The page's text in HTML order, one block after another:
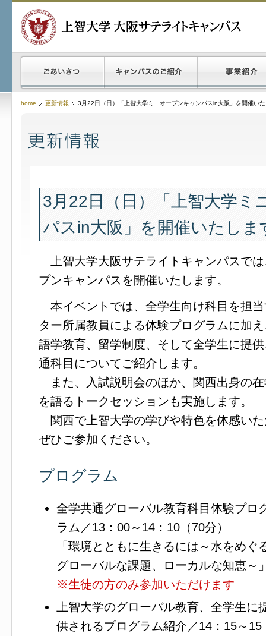
home 更新情報 3月22日（日）「上智大学ミニオープンキャンパスin大阪」を開催い
3月22日（日）「上智大学ミ
パスin大阪」を開催いたしま
上智大学大阪サテライトキャンパスで
プンキャンパスを開催いたします。
本イベントでは、全学生向け科目を担
ター所属教員による体験プログラムに加
語学教育、留学制度、そして全学生に提
通科目についてご紹介します。
また、入試説明会のほか、関西出身の
を語るトークセッションも実施します。
関西で上智大学の学びや特色を体感い
ぜひご参加ください。
プログラム
全学共通グローバル教育科目体験プロ
ラム／13：00～14：10（70分）
「環境とともに生きるには～水をめぐ
グローバルな課題、ローカルな知恵～
※生徒の方のみ参加いただけます
上智大学のグローバル教育、全学生に
供されるプログラム紹介／14：15～15